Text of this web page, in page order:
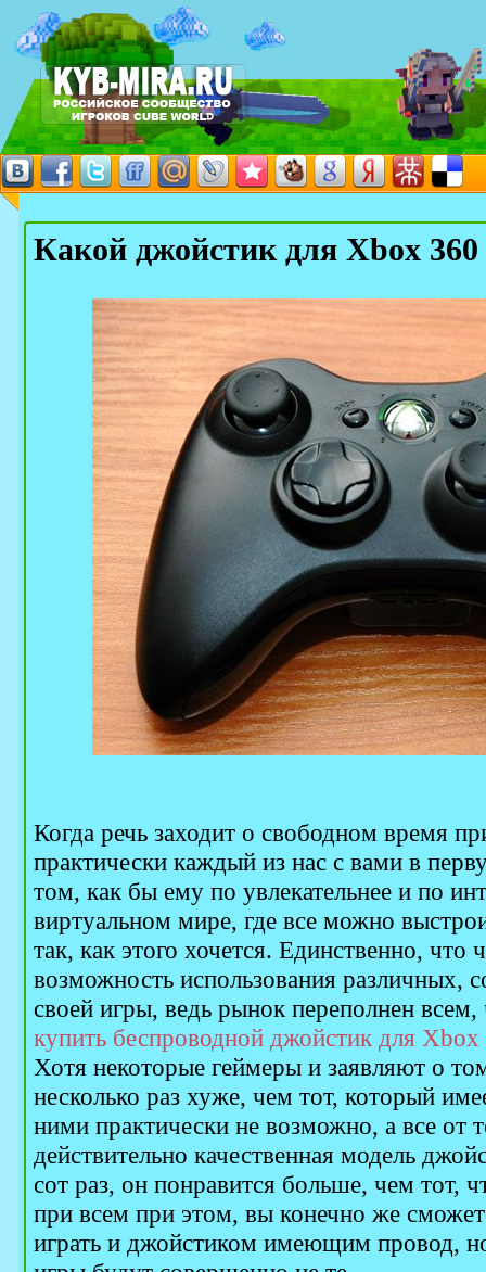
Какой джойстик для Xbox
Когда речь заходит о свободном время
практически каждый из нас с вами в
том, как бы ему по увлекательнее и по
виртуальном мире, где все можно
так, как этого хочется. Единственно, что
возможность использования различных,
своей игры, ведь рынок переполнен
купить беспроводной джойстик для
Хотя некоторые геймеры и заявляют о
несколько раз хуже, чем тот, который
ними практически не возможно, а все от
действительно качественная модель
сот раз, он понравится больше, чем тот,
при всем при этом, вы конечно же
играть и джойстиком имеющим провод,